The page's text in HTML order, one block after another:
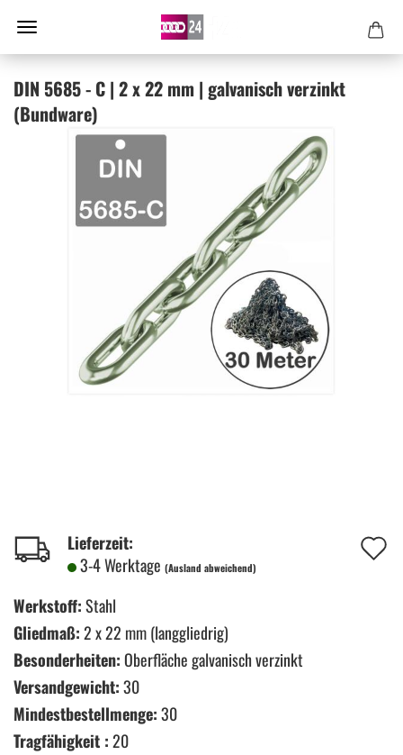
DIN 5685 - C | 2 x 22 mm | gal­va­nisch ver­zinkt
(Bund­wa­re)
Lieferzeit:
3-4 Werktage (Ausland abweichend)
Werkstoff:Stahl
Gliedmaß:2 x 22 mm (langgliedrig)
Besonderheiten:Oberfläche galvanisch verzinkt
Versandgewicht:30
Mindestbestellmenge:30
Tragfähigkeit :20